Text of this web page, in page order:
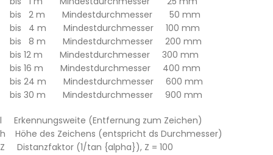
bis 2 m Mindestdurchmesser 50 mm
bis 4 m Mindestdurchmesser 100 mm
bis 8 m Mindestdurchmesser 200 mm
bis 12 m Mindestdurchmesser 300 mm
bis 16 m Mindestdurchmesser 400 mm
bis 24 m Mindestdurchmesser 600 mm
bis 30 m Mindestdurchmesser 900 mm
l Erkennungsweite (Entfernung zum Zeichen)
h Höhe des Zeichens (entspricht ds Durchmesser)
Z Distanzfaktor (1/tan {alpha}), Z = 100